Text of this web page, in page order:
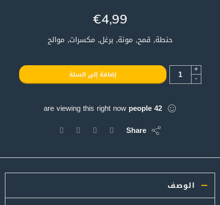
€4,99
حنطة, قمح, مونة, برغل, مكسرات, موالح
+
- إضافة إلى السلة
42
people
are viewing this right now
Share
الوصف